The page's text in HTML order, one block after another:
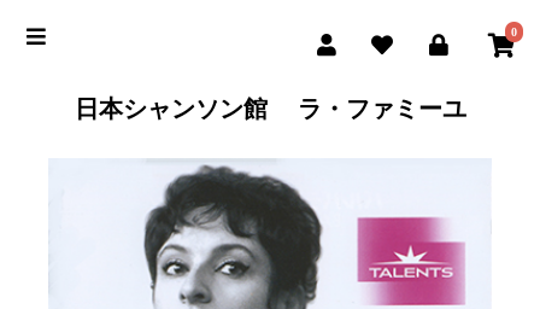
0
日本シャンソン館 ラ・ファミーユ